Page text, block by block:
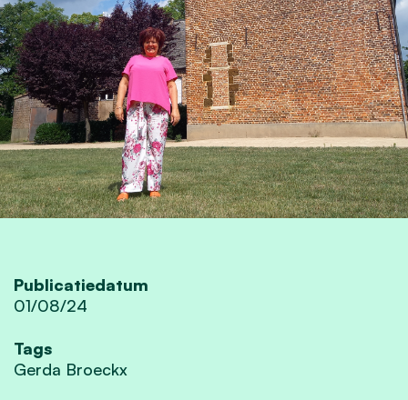
Publicatiedatum
01/08/24
Tags
Gerda Broeckx